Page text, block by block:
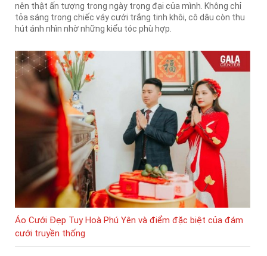
nên thật ấn tượng trong ngày trọng đại của mình. Không chỉ
tỏa sáng trong chiếc váy cưới trắng tinh khôi, cô dâu còn thu
hút ánh nhìn nhờ những kiểu tóc phù hợp.
Áo Cưới Đẹp Tuy Hoà Phú Yên và điểm đặc biệt của đám
cưới truyền thống